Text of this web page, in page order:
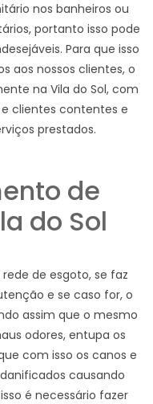
nos banheiros ou
portanto isso pode
Para que isso
aos nossos clientes, o
na Vila do Sol, com
clientes contentes e
prestados.
de
do Sol
de esgoto, se faz
e se caso for, o
assim que o mesmo
odores, entupa os
com isso os canos e
causando
é necessário fazer